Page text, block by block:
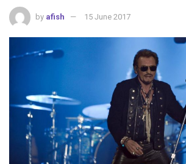
by afish 15 June 2017